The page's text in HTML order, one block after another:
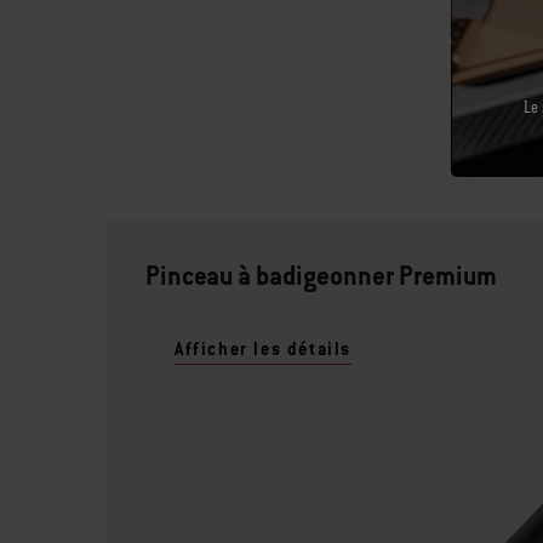
Pinceau à badigeonner Premium
Afficher les détails
Le